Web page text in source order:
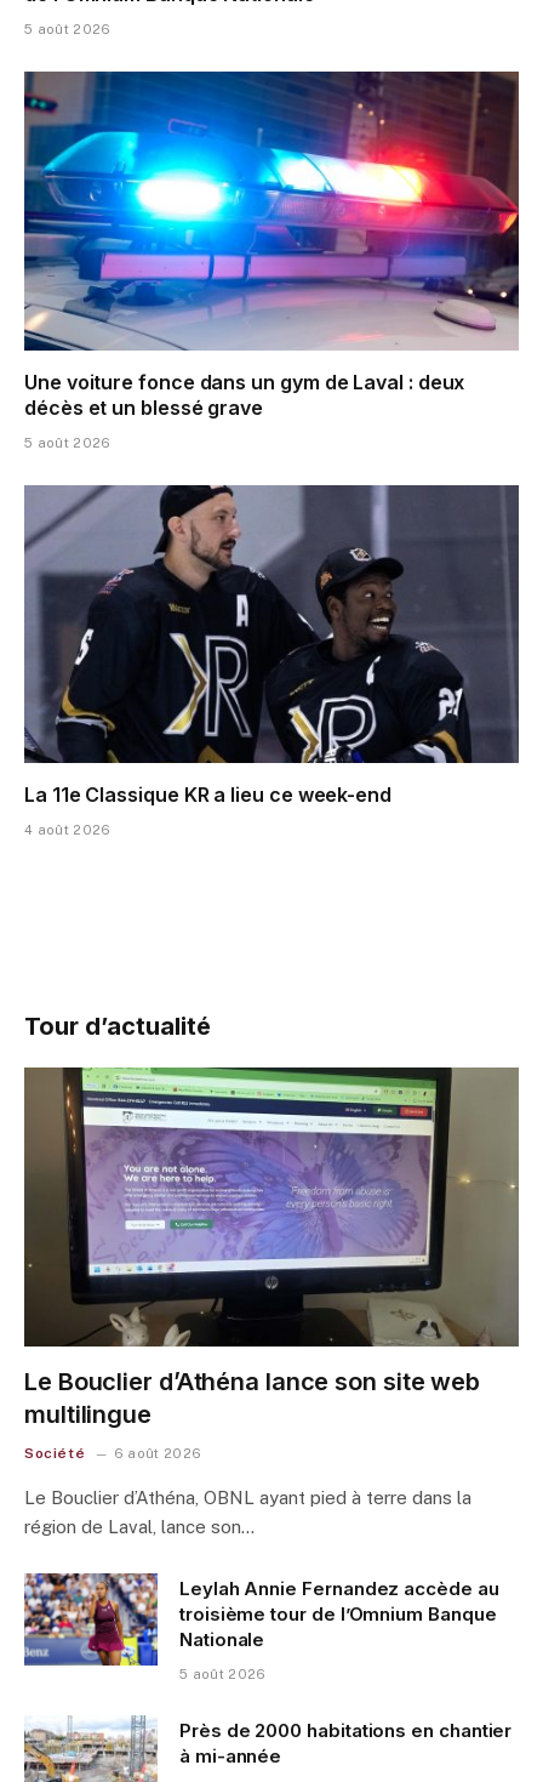
5 août 2026
Une voiture fonce dans un gym de Laval : deux
décès et un blessé grave
5 août 2026
La 11e Classique KR a lieu ce week-end
4 août 2026
Tour d’actualité
Le Bouclier d’Athéna lance son site web
multilingue
Société 6 août 2026
Le Bouclier d’Athéna, OBNL ayant pied à terre dans la
région de Laval, lance son…
Leylah Annie Fernandez accède au
troisième tour de l’Omnium Banque
Nationale
5 août 2026
Près de 2000 habitations en chantier
à mi-année